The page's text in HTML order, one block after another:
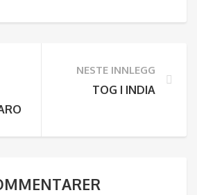
NESTE INNLEGG
TOG I INDIA